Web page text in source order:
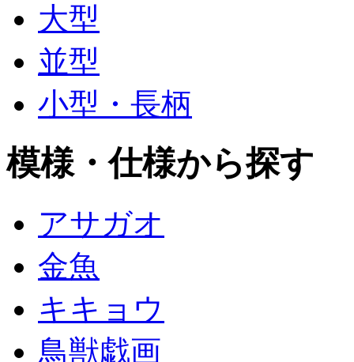
大型
並型
小型・長柄
模様・仕様から探す
アサガオ
金魚
キキョウ
鳥獣戯画